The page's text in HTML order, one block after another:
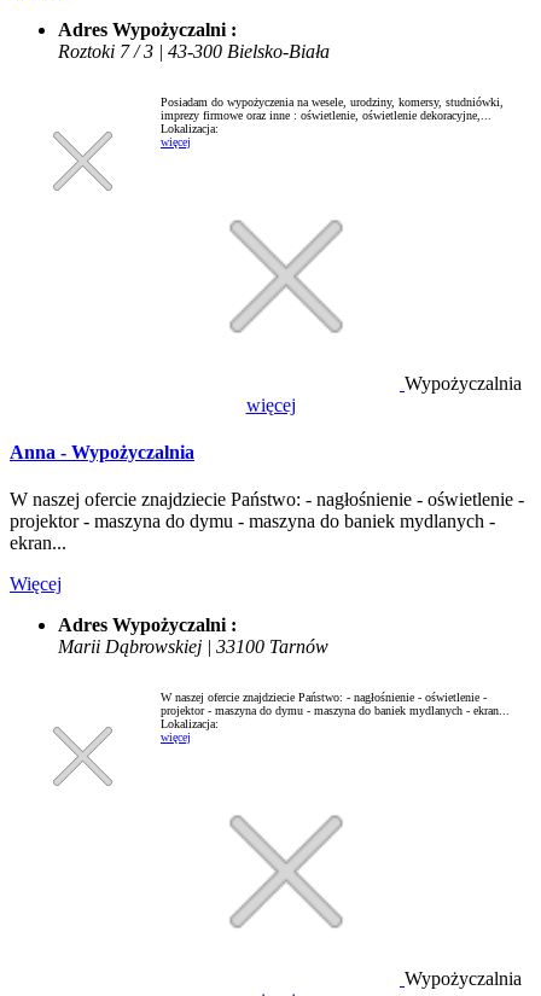
Adres Wypożyczalni :
Roztoki 7 / 3 | 43-300 Bielsko-Biała
Posiadam do wypożyczenia na wesele, urodziny, komersy, studniówki,
imprezy firmowe oraz inne : oświetlenie, oświetlenie dekoracyjne,...
Lokalizacja:
więcej
Wypożyczalnia
więcej
Anna - Wypożyczalnia
W naszej ofercie znajdziecie Państwo: - nagłośnienie - oświetlenie -
projektor - maszyna do dymu - maszyna do baniek mydlanych -
ekran...
Więcej
Adres Wypożyczalni :
Marii Dąbrowskiej | 33100 Tarnów
W naszej ofercie znajdziecie Państwo: - nagłośnienie - oświetlenie -
projektor - maszyna do dymu - maszyna do baniek mydlanych - ekran...
Lokalizacja:
więcej
Wypożyczalnia